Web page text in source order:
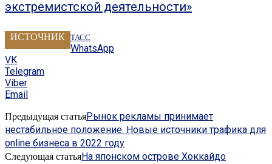
экстремистской деятельности»
ИСТОЧНИК ТАСС
WhatsApp
VK
Telegram
Viber
Email
Предыдущая статьяРынок рекламы принимает
нестабильное положение. Новые источники трафика для
online бизнеса в 2022 году
Следующая статьяНа японском острове Хоккайдо